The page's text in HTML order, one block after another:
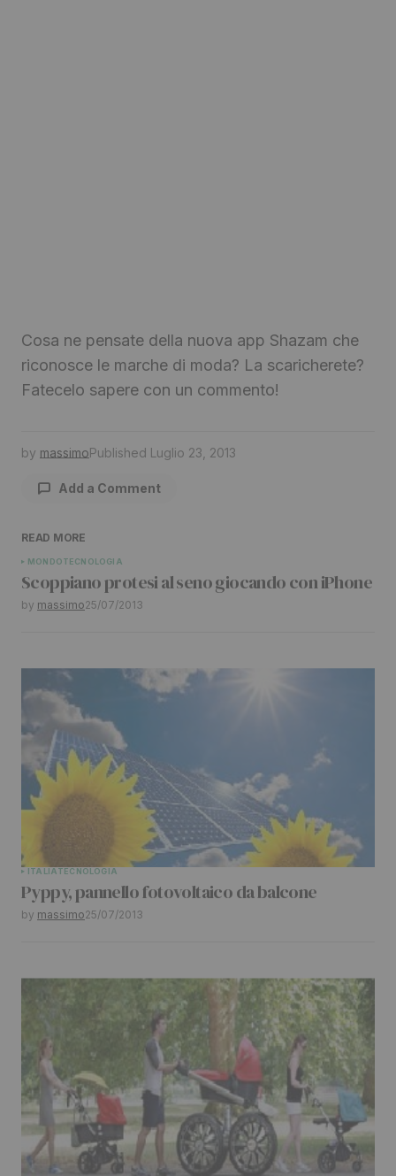
Cosa ne pensate della nuova app Shazam che
riconosce le marche di moda? La scaricherete?
Fatecelo sapere con un commento!
by massimoPublished Luglio 23, 2013
Add a Comment
Il tuo indirizzo email non sarà pubblicato.
campi obbligatori sono contrassegnati*
Your Name *
Your E-mail *
Submit Comment
READ MORE
MONDOTECNOLOGIA
Scoppiano protesi al seno giocando con iPhone
by massimo25/07/2013
ITALIATECNOLOGIA
Pyppy, pannello fotovoltaico da balcone
by massimo25/07/2013